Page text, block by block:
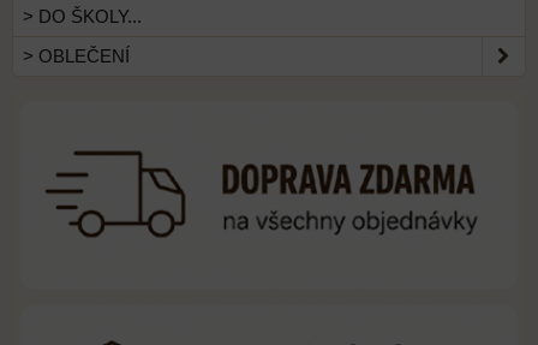
> DO ŠKOLY...
> OBLEČENÍ